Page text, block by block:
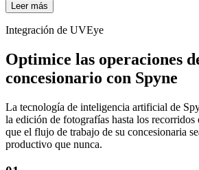
Leer más
Integración de UVEye
Optimice las operaciones
concesionario con Spyne
La tecnología de inteligencia artificial de
la edición de fotografías hasta los recorridos
que el flujo de trabajo de su concesionaria
productivo que nunca.